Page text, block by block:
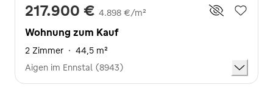
217.900 € 4.898 €/m²
Wohnung zum Kauf
2 Zimmer · 44,5 m²
Aigen im Ennstal (8943)